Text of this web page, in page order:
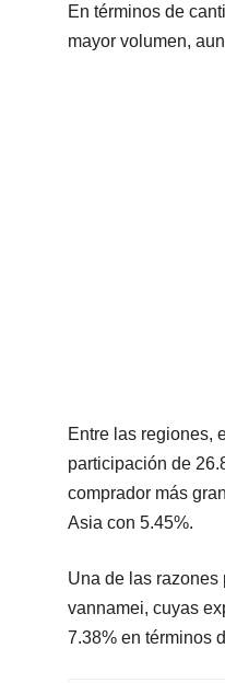
En términos de
mayor volumen,
Entre las regiones,
participación de
comprador más
Asia con 5.45%.
Una de las razones
vannamei, cuyas
7.38% en términos